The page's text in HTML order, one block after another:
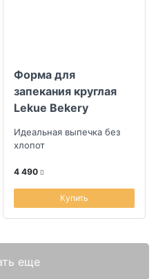
Форма для
запекания круглая
Lekue Bekery
Идеальная выпечка без
хлопот
4 490
Купить
еще